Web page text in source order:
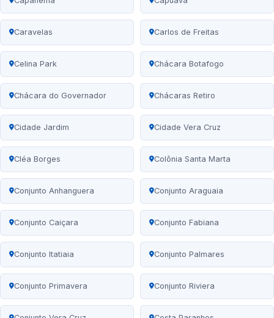
Caravelas Carlos de Freitas
Celina Park Chácara Botafogo
Chácara do Governador Chácaras Retiro
Cidade Jardim Cidade Vera Cruz
Cléa Borges Colônia Santa Marta
Conjunto Anhanguera Conjunto Araguaia
Conjunto Caiçara Conjunto Fabiana
Conjunto Itatiaia Conjunto Palmares
Conjunto Primavera Conjunto Riviera